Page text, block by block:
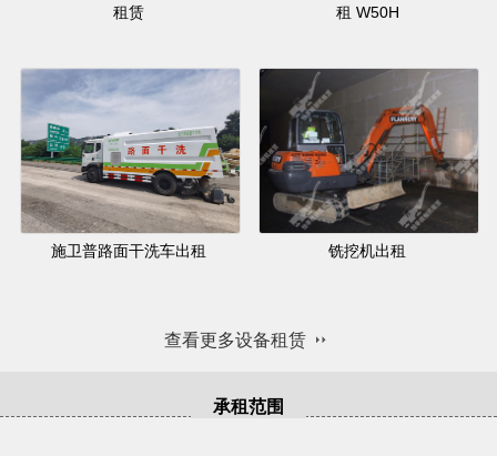
租赁
租 W50H
施卫普路面干洗车出租 铣挖机出租
查看更多设备租赁
承租范围